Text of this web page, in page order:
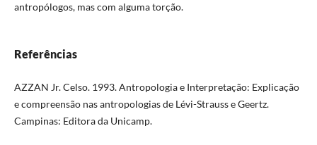
antropólogos, mas com alguma torção.
Referências
AZZAN Jr. Celso. 1993. Antropologia e Interpretação: Explicação
e compreensão nas antropologias de Lévi-Strauss e Geertz.
Campinas: Editora da Unicamp.